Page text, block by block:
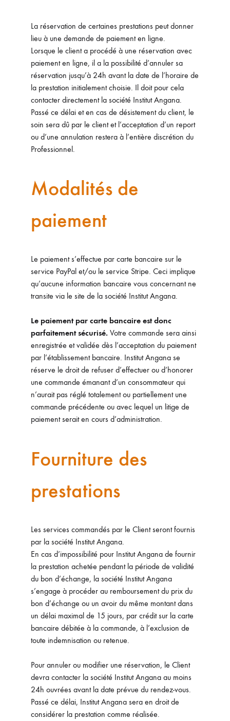
La réservation de certaines prestations peut donner
lieu à une demande de paiement en ligne.
Lorsque le client a procédé à une réservation avec
paiement en ligne, il a la possibilité d’annuler sa
réservation jusqu’à 24h avant la date de l’horaire de
la prestation initialement choisie. Il doit pour cela
contacter directement la société Institut Angana.
Passé ce délai et en cas de désistement du client, le
soin sera dû par le client et l’acceptation d’un report
ou d’une annulation restera à l’entière discrétion du
Professionnel.
Modalités de
paiement
Le paiement s’effectue par carte bancaire sur le
service PayPal et/ou le service Stripe. Ceci implique
qu’aucune information bancaire vous concernant ne
transite via le site de la société Institut Angana.
Le paiement par carte bancaire est donc
parfaitement sécurisé. Votre commande sera ainsi
enregistrée et validée dès l’acceptation du paiement
par l’établissement bancaire. Institut Angana se
réserve le droit de refuser d’effectuer ou d’honorer
une commande émanant d’un consommateur qui
n’aurait pas réglé totalement ou partiellement une
commande précédente ou avec lequel un litige de
paiement serait en cours d’administration.
Fourniture des
prestations
Les services commandés par le Client seront fournis
par la société Institut Angana.
En cas d’impossibilité pour Institut Angana de fournir
la prestation achetée pendant la période de validité
du bon d’échange, la société Institut Angana
s’engage à procéder au remboursement du prix du
bon d’échange ou un avoir du même montant dans
un délai maximal de 15 jours, par crédit sur la carte
bancaire débitée à la commande, à l’exclusion de
toute indemnisation ou retenue.
Pour annuler ou modifier une réservation, le Client
devra contacter la société Institut Angana au moins
24h ouvrées avant la date prévue du rendez-vous.
Passé ce délai, Institut Angana sera en droit de
considérer la prestation comme réalisée.